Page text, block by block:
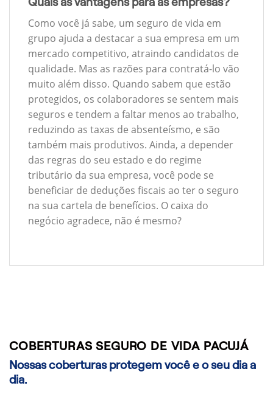
Como você já sabe, um seguro de vida em
grupo ajuda a destacar a sua empresa em um
mercado competitivo, atraindo candidatos de
qualidade. Mas as razões para contratá-lo vão
muito além disso. Quando sabem que estão
protegidos, os colaboradores se sentem mais
seguros e tendem a faltar menos ao trabalho,
reduzindo as taxas de absenteísmo, e são
também mais produtivos. Ainda, a depender
das regras do seu estado e do regime
tributário da sua empresa, você pode se
beneficiar de deduções fiscais ao ter o seguro
na sua cartela de benefícios. O caixa do
negócio agradece, não é mesmo?
COBERTURAS SEGURO DE VIDA PACUJÁ
Nossas coberturas protegem você e o seu dia a
dia.